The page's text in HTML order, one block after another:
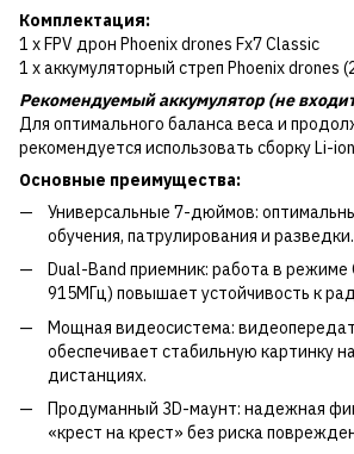
Комплектация:
1 x FPV дрон Phoenix drones Fx7 Classic
1 x аккумуляторный стреп Phoenix drones
Рекомендуемый аккумулятор (не
Для оптимального баланса веса и
рекомендуется использовать сборку Li-
Основные преимущества:
Универсальные 7-дюймов:
обучения, патрулирования и разведки.
Dual-Band приемник: работа в режиме
915МГц) повышает устойчивость к
Мощная видеосистема:
обеспечивает стабильную картинку
дистанциях.
Продуманный 3D-маунт: надежная
«крест на крест» без риска